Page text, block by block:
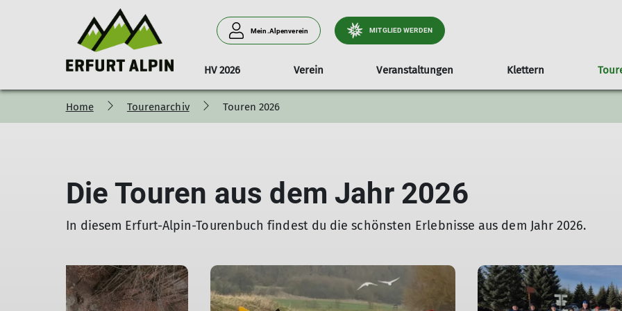
Mein.Alpenverein MITGLIED WERDEN
HV 2026 Verein
Vorstand Tourenleiter Vereinsleben
Veranstaltungen
Jahreskalender Trainingszeiten
Klettern
Die Trainer, Gruppen- und Übungsleiter
Touren 2026 Touren 2025 Touren 2024
Ausleihe Download Dokumente
Home Tourenarchiv Touren 2026
Die Touren aus dem Jahr 2026
In diesem Erfurt-Alpin-Tourenbuch findest du die schönsten Erlebnisse aus dem Jahr 2026.